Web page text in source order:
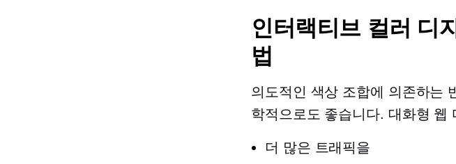
인터랙티브 컬러 디
법
의도적인 색상 조합에 의존하는
학적으로도 좋습니다. 대화형 웹
더 많은 트래픽을